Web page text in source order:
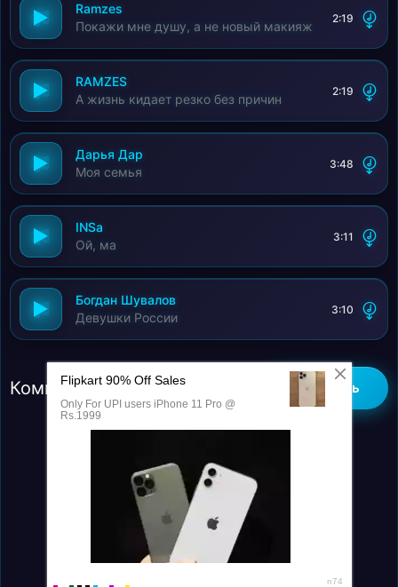
Ramzes
Покажи мне душу, а не новый макияж
2:19
RAMZES
А жизнь кидает резко без причин
2:19
Дарья Дар
Моя семья
3:48
INSa
Ой, ма
3:11
Богдан Шувалов
Девушки России
3:10
Комментарии (0) Добавить